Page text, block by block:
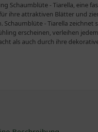
Schaumblüte - Tiarella, eine
ihre attraktiven Blätter und
Schaumblüte - Tiarella
erscheinen, verleihen
als auch durch ihre